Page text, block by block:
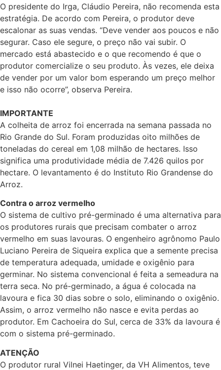
O presidente do Irga, Cláudio Pereira, não recomenda esta
estratégia. De acordo com Pereira, o produtor deve
escalonar as suas vendas. “Deve vender aos poucos e não
segurar. Caso ele segure, o preço não vai subir. O
mercado está abastecido e o que recomendo é que o
produtor comercialize o seu produto. Às vezes, ele deixa
de vender por um valor bom esperando um preço melhor
e isso não ocorre”, observa Pereira.
IMPORTANTE
A colheita de arroz foi encerrada na semana passada no
Rio Grande do Sul. Foram produzidas oito milhões de
toneladas do cereal em 1,08 milhão de hectares. Isso
significa uma produtividade média de 7.426 quilos por
hectare. O levantamento é do Instituto Rio Grandense do
Arroz.
Contra o arroz vermelho
O sistema de cultivo pré-germinado é uma alternativa para
os produtores rurais que precisam combater o arroz
vermelho em suas lavouras. O engenheiro agrônomo Paulo
Luciano Pereira de Siqueira explica que a semente precisa
de temperatura adequada, umidade e oxigênio para
germinar. No sistema convencional é feita a semeadura na
terra seca. No pré-germinado, a água é colocada na
lavoura e fica 30 dias sobre o solo, eliminando o oxigênio.
Assim, o arroz vermelho não nasce e evita perdas ao
produtor. Em Cachoeira do Sul, cerca de 33% da lavoura é
com o sistema pré-germinado.
ATENÇÃO
O produtor rural Vilnei Haetinger, da VH Alimentos, teve